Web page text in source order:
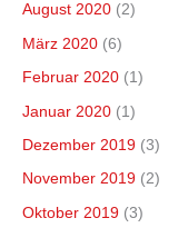
August 2020 (2)
März 2020 (6)
Februar 2020 (1)
Januar 2020 (1)
Dezember 2019 (3)
November 2019 (2)
Oktober 2019 (3)